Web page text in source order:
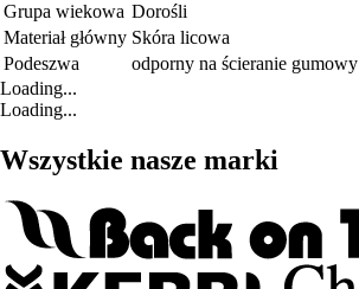
Grupa wiekowa Dorośli
Materiał główny Skóra licowa
Podeszwa
odporny na ścieranie gumowy
Loading...
Loading...
Wszystkie nasze marki